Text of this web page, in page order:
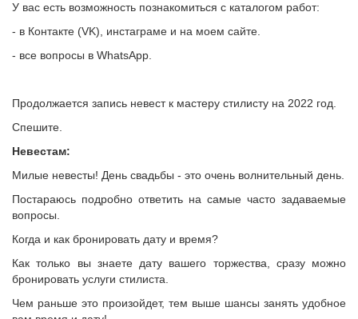
У вас есть возможность познакомиться с каталогом работ:
- в Контакте (VK), инстаграме и на моем сайте.
- все вопросы в WhatsApp.
Продолжается запись невест к мастеру стилисту на 2022 год.
Спешите.
Невестам:
Милые невесты! День свадьбы - это очень волнительный день.
Постараюсь подробно ответить на самые часто задаваемые
вопросы.
Когда и как бронировать дату и время?
Как только вы знаете дату вашего торжества, сразу можно
бронировать услуги стилиста.
Чем раньше это произойдет, тем выше шансы занять удобное